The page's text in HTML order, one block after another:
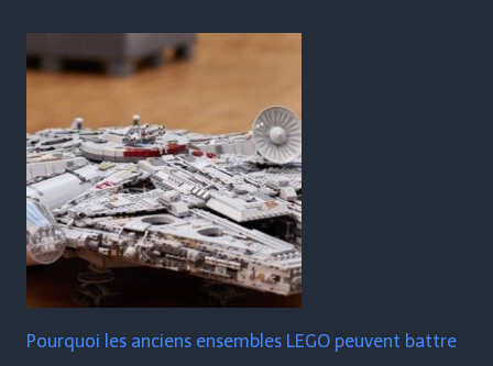
Pourquoi les anciens ensembles LEGO peuvent battre